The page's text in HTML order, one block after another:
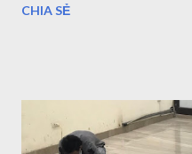
du lịch nhưng thực sự vẫn
động với bãi trước, bãi sau
nghỉ ngơi, tắm nước nóng ở
CHIA SẺ